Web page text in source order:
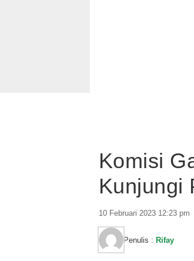
Komisi
Kunjungi
10 Februari 2023 12:23 pm
Penulis : Rifay